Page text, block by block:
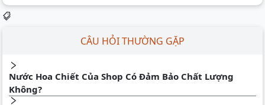
CÂU HỎI THƯỜNG GẶP
Nước Hoa Chiết Của Shop Có Đảm Bảo Chất Lượng
Không?